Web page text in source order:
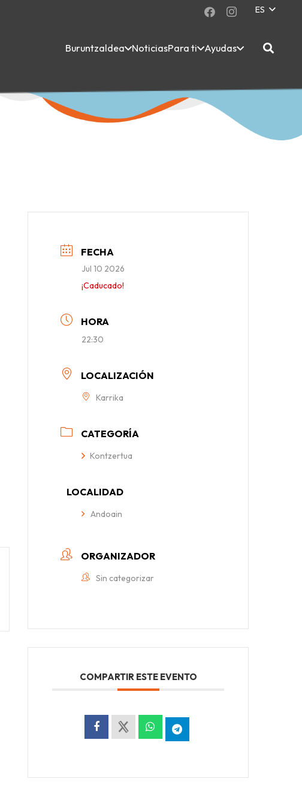
ES
Buruntzaldea NoticiasPara ti Ayudas
FECHA
Jul 10 2026
¡Caducado!
HORA
22:30
LOCALIZACIÓN
Karrika
CATEGORÍA
Kontzertua
LOCALIDAD
Andoain
ORGANIZADOR
Sin categorizar
COMPARTIR ESTE EVENTO